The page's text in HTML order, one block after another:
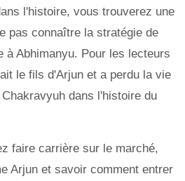
l'histoire, vous trouverez une
pas connaître la stratégie de
à Abhimanyu. Pour les lecteurs
le fils d'Arjun et a perdu la vie
dans l'histoire du
faire carrière sur le marché,
Arjun et savoir comment entrer